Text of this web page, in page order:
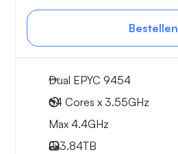
Bestellen
Dual EPYC 9454
64 Cores x 3.55GHz
Max 4.4GHz
2x3.84TB